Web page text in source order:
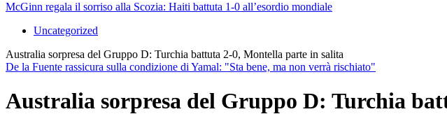
McGinn regala il sorriso alla Scozia: Haiti battuta 1-0 all’esordio mondiale
Uncategorized
Australia sorpresa del Gruppo D: Turchia battuta 2-0, Montella parte in salita
De la Fuente rassicura sulla condizione di Yamal: "Sta bene, ma non verrà rischiato"
Australia sorpresa del Gruppo D: Turchia